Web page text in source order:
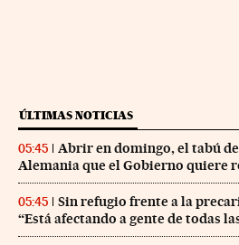
ÚLTIMAS NOTICIAS
05:45
Abrir en domingo, el tabú
Alemania que el Gobierno quiere
05:45
Sin refugio frente a la
“Está afectando a gente de todas